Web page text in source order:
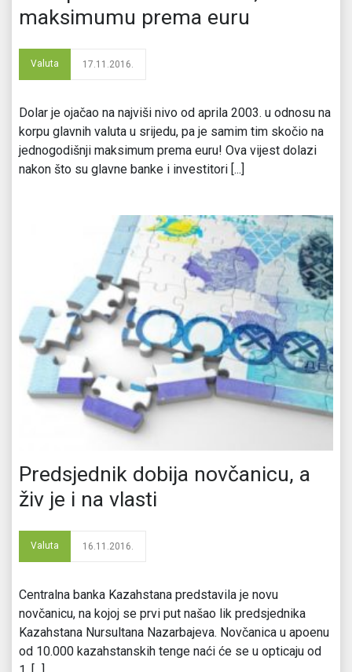
maksimumu prema euru
Valuta 17.11.2016.
Dolar je ojačao na najviši nivo od aprila 2003. u odnosu na
korpu glavnih valuta u srijedu, pa je samim tim skočio na
jednogodišnji maksimum prema euru! Ova vijest dolazi
nakon što su glavne banke i investitori [...]
Predsjednik dobija novčanicu, a
živ je i na vlasti
Valuta 16.11.2016.
Centralna banka Kazahstana predstavila je novu
novčanicu, na kojoj se prvi put našao lik predsjednika
Kazahstana Nursultana Nazarbajeva. Novčanica u apoenu
od 10.000 kazahstanskih tenge naći će se u opticaju od